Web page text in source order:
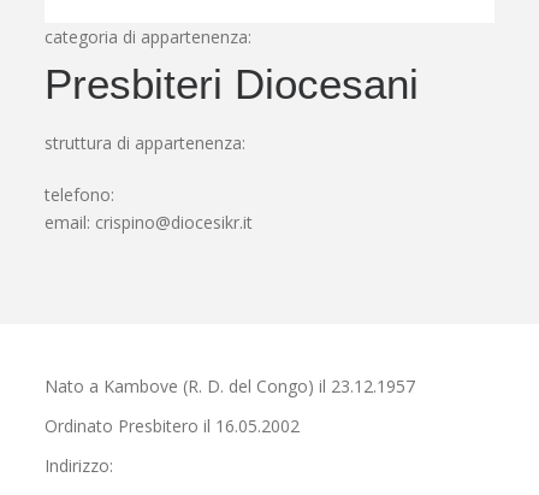
categoria di appartenenza:
Presbiteri Diocesani
struttura di appartenenza:
telefono:
email: crispino@diocesikr.it
Nato a Kambove (R. D. del Congo) il 23.12.1957
Ordinato Presbitero il 16.05.2002
Indirizzo: